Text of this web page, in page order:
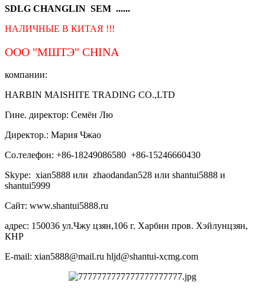
SDLG CHANGLIN SEM ......
НАЛИЧНЫЕ В КИТАЯ !!!
ООО "МШТЭ" CHINA
компании:
HARBIN MAISHITE TRADING CO.,LTD
Гине. директор: Семён Лю
Директор.: Мария Чжао
Со.телефон: +86-18249086580 +86-15246660430
Skype: xian5888 или zhaodandan528 или shantui5888 и
shantui5999
Сайт: www.shantui5888.ru
адрес: 150036 ул.Чжу цзян,106 г. Харбин пров. Хэйлунцзян,
КНР
E-mail: xian5888@mail.ru hljd@shantui-xcmg.com